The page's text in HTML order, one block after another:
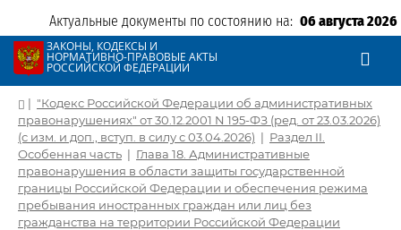
Актуальные документы по состоянию на: 06 августа 2026
ЗАКОНЫ, КОДЕКСЫ И
НОРМАТИВНО-ПРАВОВЫЕ АКТЫ
РОССИЙСКОЙ ФЕДЕРАЦИИ
| "Кодекс Российской Федерации об административных
правонарушениях" от 30.12.2001 N 195-ФЗ (ред. от 23.03.2026)
(с изм. и доп., вступ. в силу с 03.04.2026) | Раздел II.
Особенная часть | Глава 18. Административные
правонарушения в области защиты государственной
границы Российской Федерации и обеспечения режима
пребывания иностранных граждан или лиц без
гражданства на территории Российской Федерации